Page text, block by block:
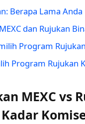
Berapa Lama
dan Rujukan
Program
Program Rujukan
MEXC vs